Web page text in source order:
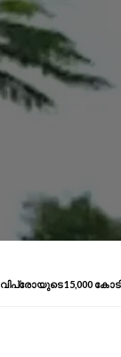
വിപ്രോയുടെ 15,000